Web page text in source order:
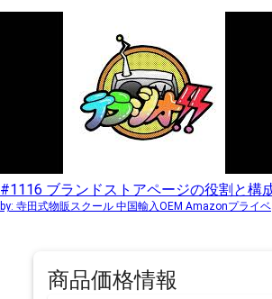
by: 寺田式物販スクール 中国輸入OEM Amazonプライベートブランド販売
商品価格情報